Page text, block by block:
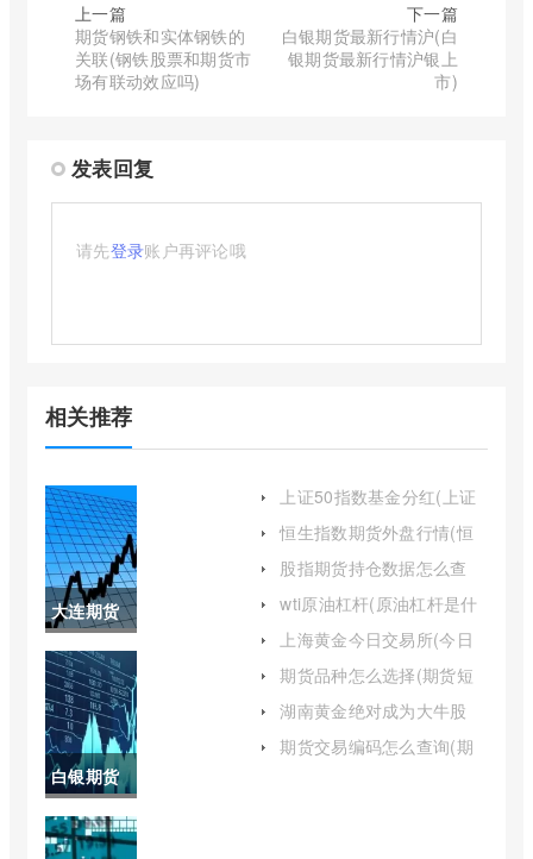
上一篇
期货钢铁和实体钢铁的
关联(钢铁股票和期货市
场有联动效应吗)
下一篇
白银期货最新行情沪(白
银期货最新行情沪银上
市)
发表回复
请先登录账户再评论哦
相关推荐
大连期货
商品交易
所期货品
种(大连期
货哪个品
种收单边
白银期货
最新行情
上证50指数基金分红(上证
50指数基金排名前十名)
恒生指数期货外盘行情(恒
生指数期货最新行情)
股指期货持仓数据怎么查
(股指期货持仓量怎么看)
wti原油杠杆(原油杠杆是什
么意思)
上海黄金今日交易所(今日
上海黄金交易所)
期货品种怎么选择(期货短
线最佳品种)
湖南黄金绝对成为大牛股
(湖南黄金股票现在能买吗)
期货交易编码怎么查询(期